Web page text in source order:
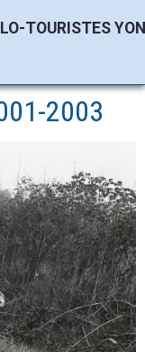
TOURISTES
2003